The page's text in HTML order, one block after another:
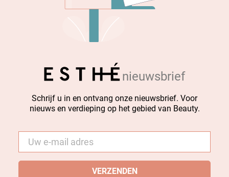
nieuwsbrief
Schrijf u in en ontvang onze nieuwsbrief. Voor
nieuws en verdieping op het gebied van Beauty.
mail *